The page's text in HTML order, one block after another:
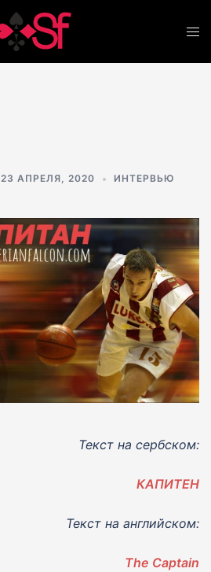
23 АПРЕЛЯ, 2020 ИНТЕРВЬЮ
Текст на сербском:
КАПИТЕН
Текст на английском:
The Captain